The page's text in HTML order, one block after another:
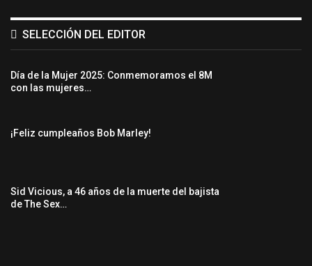
SELECCIÓN DEL EDITOR
Día de la Mujer 2025: Conmemoramos el 8M
con las mujeres…
¡Feliz cumpleaños Bob Marley!
Sid Vicious, a 46 años de la muerte del bajista
de The Sex…